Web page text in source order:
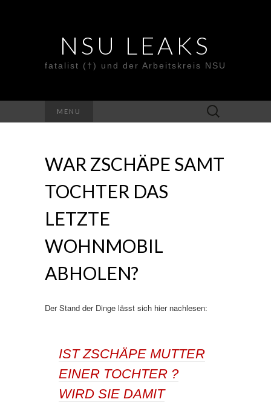
NSU LEAKS
fatalist (†) und der Arbeitskreis NSU
MENU
Suche
nach:
WAR ZSCHÄPE SAMT
TOCHTER DAS
LETZTE
WOHNMOBIL
ABHOLEN?
Der Stand der Dinge lässt sich hier nachlesen:
IST ZSCHÄPE MUTTER
EINER TOCHTER ?
WIRD SIE DAMIT